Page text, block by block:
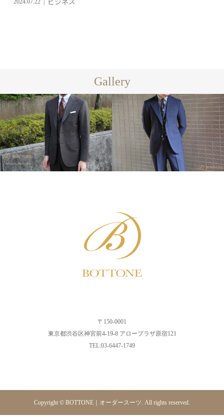
ビジネス
Gallery
ビジネス ビジネス
〒150-0001
東京都渋谷区神宮前4-19-8 アロープラザ原宿121
TEL:03-6447-1749
Copyright © BOTTONE｜オーダースーツ. All rights reserved.